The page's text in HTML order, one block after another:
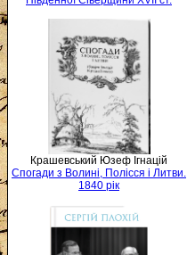
Крашевський Юзеф Ігнацій
Спогади з Волині, Полісся і Литви.
1840 рік